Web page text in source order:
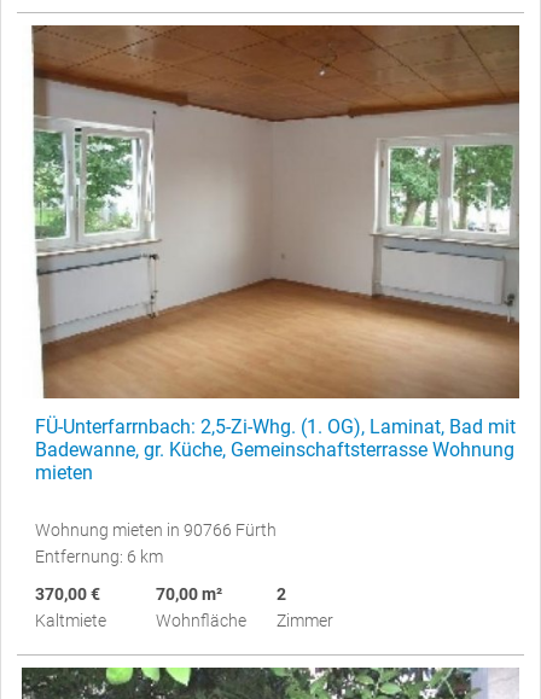
FÜ-Unterfarrnbach: 2,5-Zi-Whg. (1. OG), Laminat, Bad mit
Badewanne, gr. Küche, Gemeinschaftsterrasse Wohnung
mieten
Wohnung mieten in 90766 Fürth
Entfernung: 6 km
370,00 €
Kaltmiete
70,00 m²
Wohnfläche
2
Zimmer